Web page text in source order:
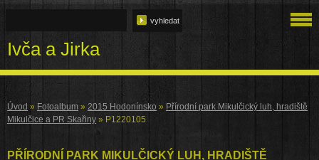
Ivča a Jirka
Úvod » Fotoalbum » 2015 Hodonínsko » Přírodní park Mikulčický luh, hradiště
Mikulčice a PR Skařiny » P1220105
PŘÍRODNÍ PARK MIKULČICKÝ LUH, HRADIŠTĚ